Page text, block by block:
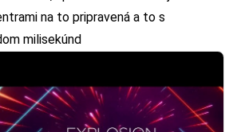
na to pripravená a to s
milisekúnd